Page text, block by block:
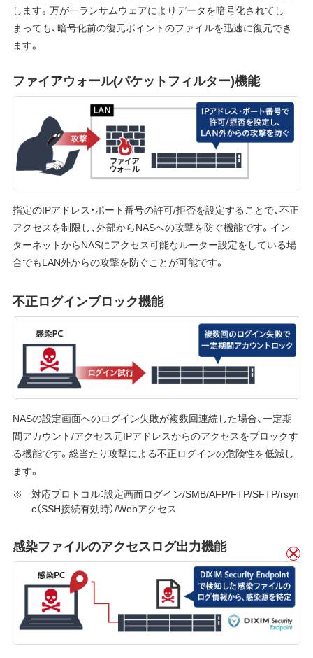
します。万が一ランサムウェアによりデータを暗号化されてし
まっても、暗号化前の復元ポイントのファイルを迅速に復元でき
ます。
ファイアウォール(パケットフィルター)機能
指定のIPアドレス・ポート番号の許可/拒否を設定することで、不正
アクセスを制限し、外部からNASへの攻撃を防ぐ機能です。イン
ターネットからNASにアクセス可能なルーター設定をしている場
合でもLAN外からの攻撃を防ぐことが可能です。
不正ログインブロック機能
NASの設定画面へのログイン失敗が複数回連続した場合、一定期
間アカウント/アクセス元IPアドレスからのアクセスをブロックす
る機能です。総当たり攻撃による不正ログインの危険性を低減し
ます。
対応プロトコル：設定画面ログイン/SMB/AFP/FTP/SFTP/rsyn
c（SSH接続有効時）/Webアクセス
感染ファイルのアクセスログ出力機能